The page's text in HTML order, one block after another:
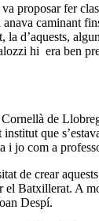
proposar fer
caminant
d’aquests,
hi era ben
de
institut que
i jo com a
de crear
el Batxillerat. A
Despí.